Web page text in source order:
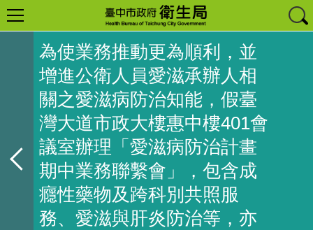
為使業務推動更為順利，並
增進公衛人員愛滋承辦人相
關之愛滋病防治知能，假臺
灣大道市政大樓惠中樓401會
議室辦理「愛滋病防治計畫
期中業務聯繫會」，包含成
癮性藥物及跨科別共照服
務、愛滋與肝炎防治等，亦